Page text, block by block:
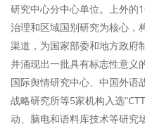
研究中心分中心单位。上外的
治理和区域国别研究为核心，
渠道，为国家部委和地方政府
并涌现出一批具有标志性意义
国际舆情研究中心、中国外语
战略研究所等5家机构入选
动、脑电和语料库技术等研究